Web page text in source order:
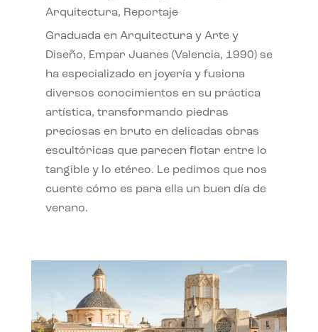
Arquitectura, Reportaje
Graduada en Arquitectura y Arte y
Diseño, Empar Juanes (Valencia, 1990) se
ha especializado en joyería y fusiona
diversos conocimientos en su práctica
artística, transformando piedras
preciosas en bruto en delicadas obras
escultóricas que parecen flotar entre lo
tangible y lo etéreo. Le pedimos que nos
cuente cómo es para ella un buen día de
verano.